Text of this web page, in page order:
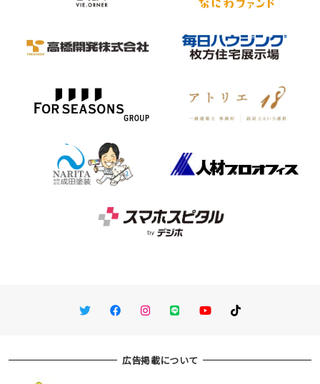
TwitterFacebookInstagram
LINE You TubeTikTok
広告掲載について